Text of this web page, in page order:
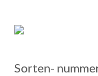
Sorten-